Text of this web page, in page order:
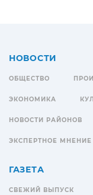
НОВОСТИ
ОБЩЕСТВО
ЭКОНОМИКА
НОВОСТИ РАЙОНОВ
ЭКСПЕРТНОЕ МНЕНИЕ
ГАЗЕТА
СВЕЖИЙ ВЫПУСК